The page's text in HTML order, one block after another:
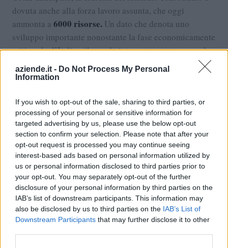
aziende.it - Do Not Process My Personal
Information
If you wish to opt-out of the sale, sharing to third parties, or
processing of your personal or sensitive information for
targeted advertising by us, please use the below opt-out
section to confirm your selection. Please note that after your
opt-out request is processed you may continue seeing
interest-based ads based on personal information utilized by
us or personal information disclosed to third parties prior to
your opt-out. You may separately opt-out of the further
disclosure of your personal information by third parties on the
IAB’s list of downstream participants. This information may
also be disclosed by us to third parties on the IAB’s List of
Downstream Participants that may further disclose it to other
dovuta anche alla forza lavoro assunta, che oggi
ammonta a 6000 risorse. Un dato che denota uno
sviluppo importante nonostante la fase economicamente
critica che l’Italia e il mondo intero stava attraversando.
Così lo Chief Financial Officer della
Ferrero spa,
Daniel Martinez Carretero,
ha dichiarato che la
reputazione migliore in Italia daThe Reptrak
Company, ottenendo il primo posto nella categoria
ESG Companyche rappresenta l’indice di gradimento
per le aziende attente all’ecosostenibilità.
VAI AL SERVIZIO
RICHIEDI UNA VISURA CAMERALE
Documento ufficiale dal Registro delle Imprese,
consegna in pochi minuti via email.